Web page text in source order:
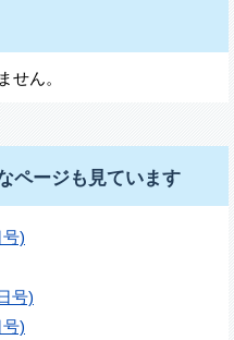
せん。
ページも見ています
)
号)
)